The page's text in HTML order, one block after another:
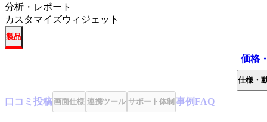
分析・レポート
カスタマイズウィジェット
製品
価格
仕様・
口コミ 投稿画面仕様 連携ツール サポート体制 事例FAQ